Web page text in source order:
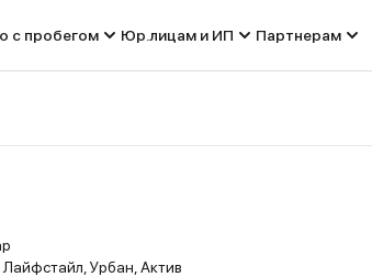
с пробегом Юр.лицам и ИП Партнерам
Урбан, Актив